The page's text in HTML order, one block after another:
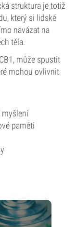
struktura je totiž
který si lidské
navázat na
těla.
může spustit
mohou ovlivnit
myšlení
paměti